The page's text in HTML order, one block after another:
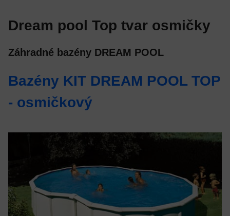
Dream pool Top tvar osmičky
Záhradné bazény DREAM POOL
Bazény KIT DREAM POOL TOP
- osmičkový